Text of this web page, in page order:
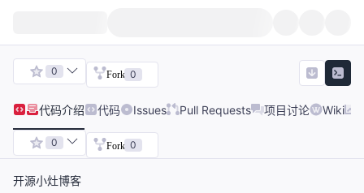
0 Fork 0
代码介绍 代码 Issues Pull Requests 项目讨论 Wiki
0 Fork 0
开源小灶博客